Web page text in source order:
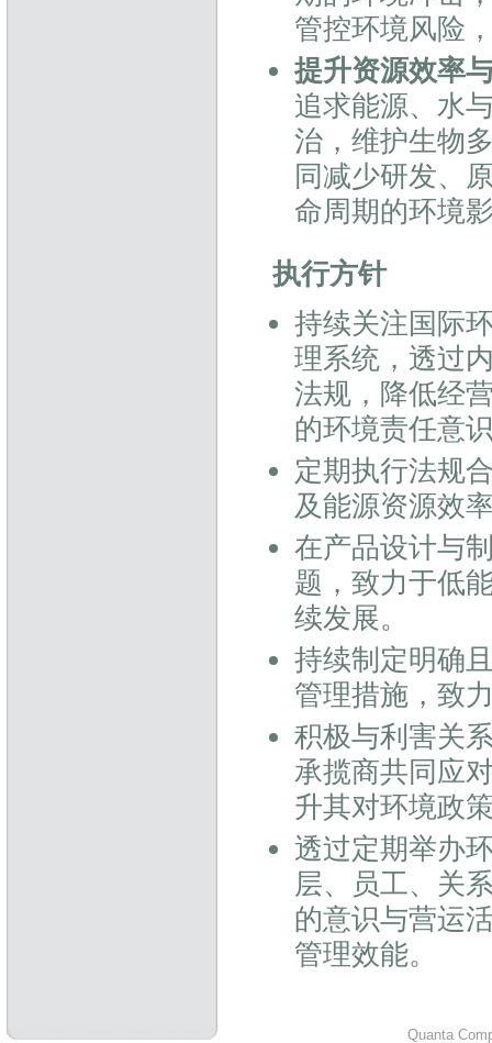
管控环境风险
提升资源效率
追求能源、水
治，维护生物
同减少研发、
命周期的环境
执行方针
持续关注国际
理系统，透过
法规，降低经
的环境责任意
定期执行法规
及能源资源效
在产品设计与
题，致力于低
续发展。
持续制定明确
管理措施，致
积极与利害关
承揽商共同应
升其对环境政
透过定期举办
层、员工、关
的意识与营运
管理效能。
Quanta